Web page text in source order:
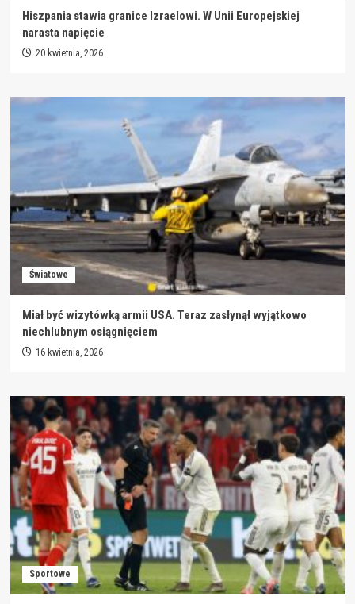
Hiszpania stawia granice Izraelowi. W Unii Europejskiej
narasta napięcie
20 kwietnia, 2026
Światowe
Miał być wizytówką armii USA. Teraz zasłynął wyjątkowo
niechlubnym osiągnięciem
16 kwietnia, 2026
Sportowe